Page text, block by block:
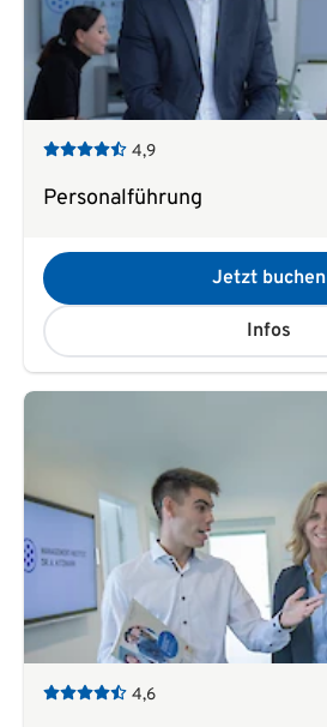
4,9
Personalführung
Jetzt buchen
Infos
4,6